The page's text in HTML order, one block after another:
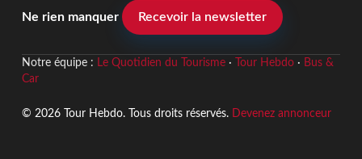
Ne rien manquer Recevoir la newsletter
Notre équipe : Le Quotidien du Tourisme· Tour Hebdo· Bus &
Car
© 2026 Tour Hebdo. Tous droits réservés. Devenez annonceur